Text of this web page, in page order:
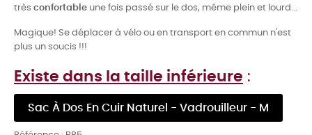
très confortable une fois passé sur le dos, même plein et lourd...
Magique! Se déplacer à vélo ou en transport en commun n'est
plus un soucis !!!
Existe dans la taille inférieure :
Sac À Dos En Cuir Naturel - Vadrouilleur - M